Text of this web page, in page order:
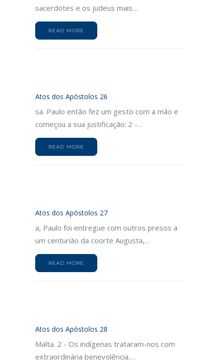
sacerdotes e os judeus mais…
READ MORE
Atos dos Apóstolos 26
sa. Paulo então fez um gesto com a mão e
começou a sua justificação: 2 -…
READ MORE
Atos dos Apóstolos 27
a, Paulo foi entregue com outros presos a
um centurião da coorte Augusta,…
READ MORE
Atos dos Apóstolos 28
Malta. 2 - Os indígenas trataram-nos com
extraordinária benevolência.…